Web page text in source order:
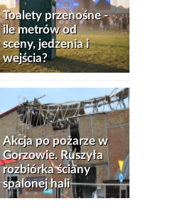
Toalety przenośne -
ile metrów od
sceny, jedzenia i
wejścia?
Akcja po pożarze w
Gorzowie. Ruszyła
rozbiórka ściany
spalonej hali